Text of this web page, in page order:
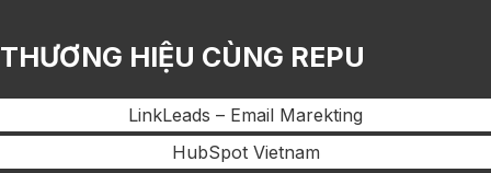
THƯƠNG HIỆU CÙNG REPU
LinkLeads – Email Marekting
HubSpot Vietnam